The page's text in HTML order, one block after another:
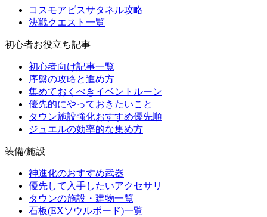
コスモアビスサタネル攻略
決戦クエスト一覧
初心者お役立ち記事
初心者向け記事一覧
序盤の攻略と進め方
集めておくべきイベントルーン
優先的にやっておきたいこと
タウン施設強化おすすめ優先順
ジュエルの効率的な集め方
装備/施設
神進化のおすすめ武器
優先して入手したいアクセサリ
タウンの施設・建物一覧
石板(EXソウルボード)一覧